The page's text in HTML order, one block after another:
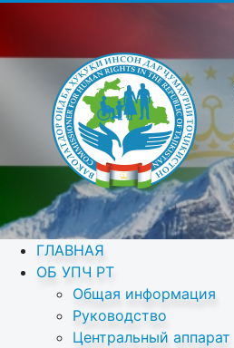
ГЛАВНАЯ
ОБ УПЧ РТ
Общая информация
Руководство
Центральный аппарат